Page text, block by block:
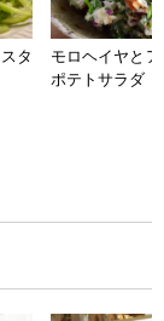
タ
モロヘイヤと
ポテトサラダ